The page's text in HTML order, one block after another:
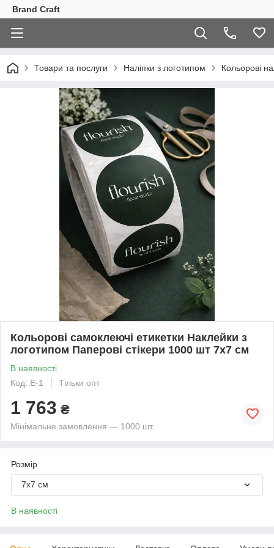
Brand Craft
Товари та послуги Наліпки з логотипом Кольорові
Кольорові самоклеючі етикетки Наклейки з
логотипом Паперові стікери 1000 шт 7х7 см
В наявності
Код: Е-1
Тільки опт
1 763 ₴
Мінімальне замовлення — 1000 шт.
Розмір
7х7 см
В наявності